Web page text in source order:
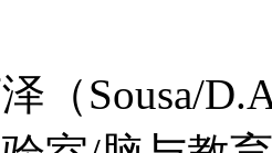
泽（Sousa/